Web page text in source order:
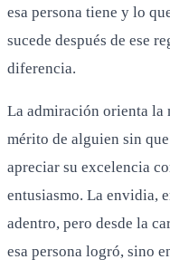
esa persona tiene y lo
sucede después de ese
diferencia.
La admiración orienta la
mérito de alguien sin
apreciar su excelencia
entusiasmo. La envidia,
adentro, pero desde la
esa persona logró, sino